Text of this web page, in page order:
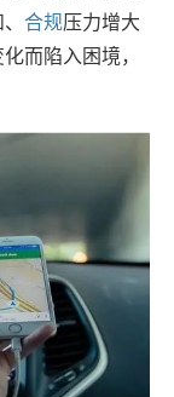
合规压力增大
而陷入困境，